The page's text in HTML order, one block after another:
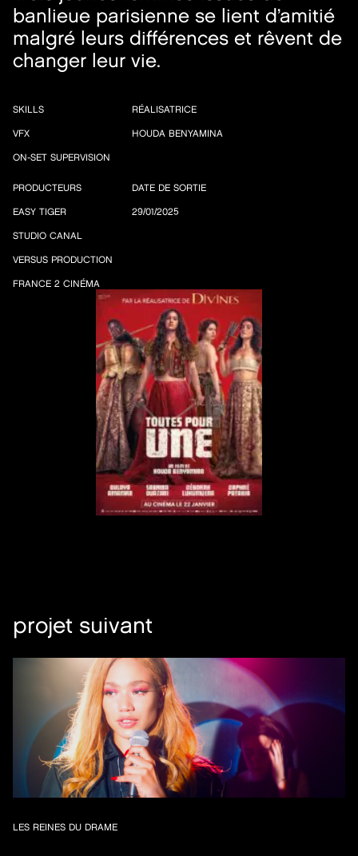
banlieue parisienne se lient d’amitié
malgré leurs différences et rêvent de
changer leur vie.
SKILLS
VFX
ON-SET SUPERVISION
RÉALISATRICE
HOUDA BENYAMINA
PRODUCTEURS
EASY TIGER
STUDIO CANAL
VERSUS PRODUCTION
FRANCE 2 CINÉMA
DATE DE SORTIE
29/01/2025
projet suivant
LES REINES DU DRAME